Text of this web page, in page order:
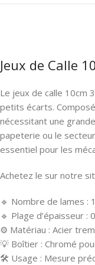
Jeux de Calle
Le jeux de calle 10cm
petits écarts.
nécessitant une
papeterie ou le
essentiel pour les
Achetez le sur notre
🔹 Nombre de lames :
🔹 Plage d’épaisseur :
⚙️ Matériau : Acier
💡 Boîtier : Chromé
🛠 Usage : Mesure